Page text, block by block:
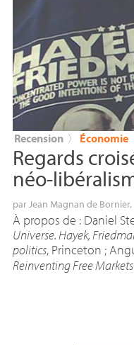
Recension 〉 Économie
Regards
néo-
parJean Magnan de Bornier,
À propos de : Daniel
Universe. Hayek,
politics, Princeton ;
Reinventing Free